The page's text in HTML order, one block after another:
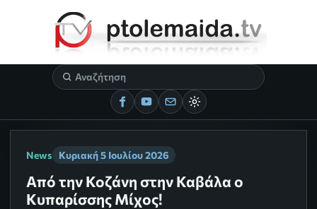
News Κυριακή 5 Ιουλίου 2026
Από την Κοζάνη στην Καβάλα ο
Κυπαρίσσης Μίχος!